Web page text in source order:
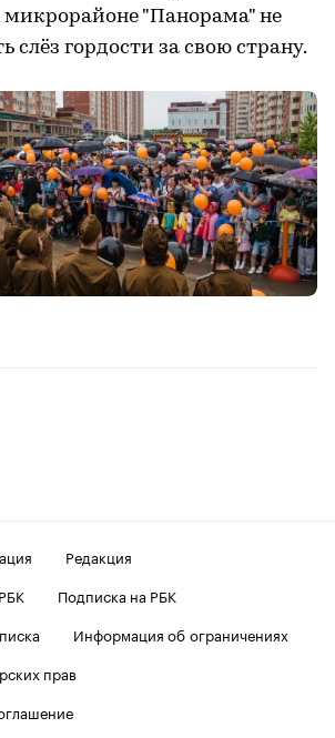
микрорайоне "Панорама" не
слёз гордости за свою страну.
Редакция
Подписка на РБК
Информация об ограничениях
прав